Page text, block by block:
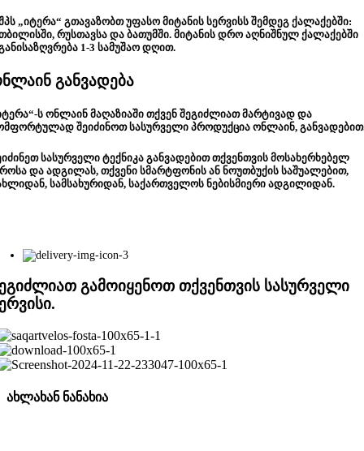
„იტერა“ გთავაზობთ უფასო მიტანის სერვისს შემდეგ ქალაქებში:
რუსთავსა და ბათუმში. მიტანის დრო აღნიშნულ ქალაქებში
1-3 სამუშაო დღით.
განვადება
ს ონლაინ მაღაზიაში თქვენ შეგიძლიათ მარტივად და
შეიძინოთ სასურველი პროდუქცია ონლაინ,
სასურველი ტექნიკა განვადებით თქვენთვის მოსახერხებელ
და ადგილას, თქვენი სმარტფონის ან ნოუთბუქის საშუალებით,
სამსახურიდან, საქართველოს ნებისმიერი ადგილიდან.
გამოიყენოთ თქვენთვის სასურველი
ახლახან ნანახია